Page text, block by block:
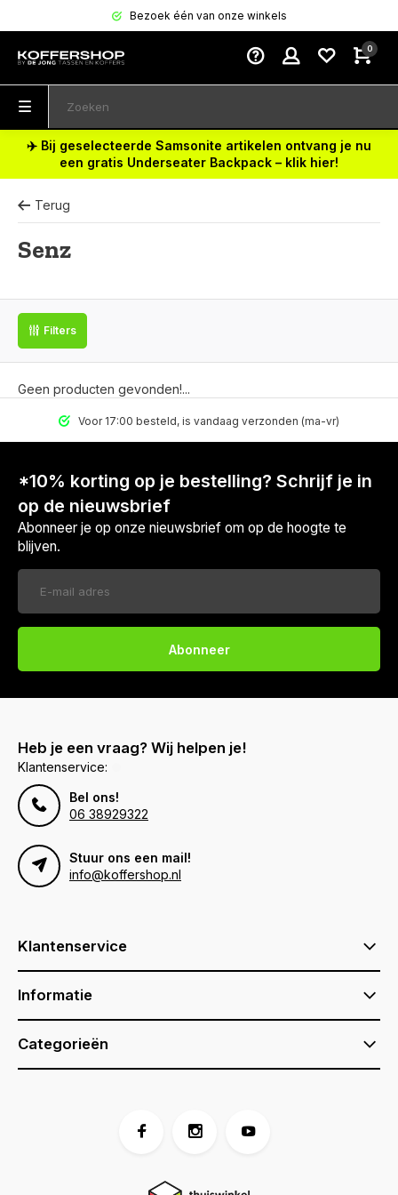
Bezoek één van onze winkels
Voor 17:00 besteld, is vandaag verzonden (ma-vr)
0
✈️ Bij geselecteerde Samsonite artikelen ontvang je nu
een gratis Underseater Backpack – klik hier!
Terug
Senz
Filters
Geen producten gevonden!...
Voor 17:00 besteld, is vandaag verzonden (ma-vr)
*10% korting op je bestelling? Schrijf je in
op de nieuwsbrief
Abonneer je op onze nieuwsbrief om op de hoogte te
blijven.
Abonneer
Heb je een vraag? Wij helpen je!
Klantenservice:
Bel ons!
06 38929322
Stuur ons een mail!
info@koffershop.nl
Klantenservice
Informatie
Categorieën